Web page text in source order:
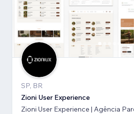
SP, BR
Zioni User Experience
Zioni User Experience | Agência